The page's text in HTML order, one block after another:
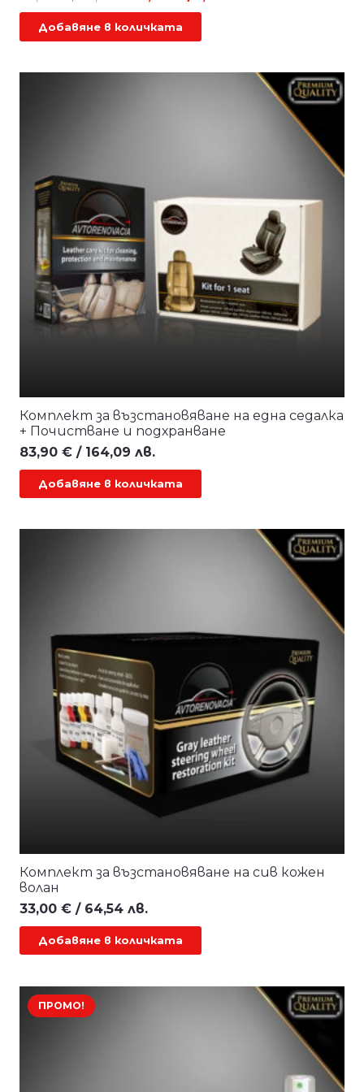
price
was:
1,37 лв..
Добавяне в количката
Комплект за възстановяване на една седалка
+ Почистване и подхранване
83,90 € / 164,09 лв.
Добавяне в количката
Комплект за възстановяване на сив кожен
волан
33,00 € / 64,54 лв.
Добавяне в количката
ПРОМО!